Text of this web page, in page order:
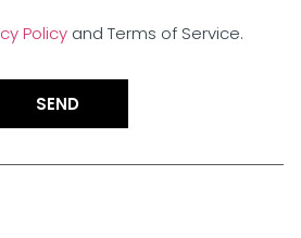
Policy and Terms of Service.
SEND